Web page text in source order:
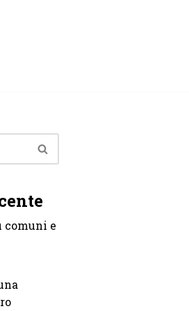
comuni e